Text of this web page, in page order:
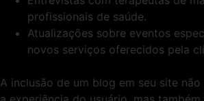
profissionais de saúde.
Atualizações sobre eventos
novos serviços oferecidos pela
A inclusão de um blog em seu site não